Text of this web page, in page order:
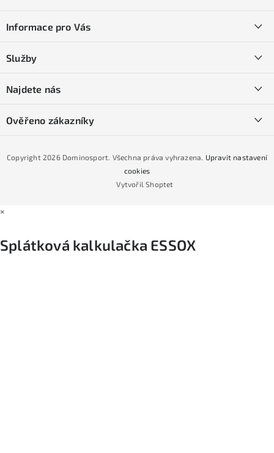
pInformace pro Vás
Obchodní podmínky
Podmínky GDPR
Podmínky nákupu na splátky ESSOX
Služby
Naše prodejna
Najdete nás
Ověřeno zákazníky
Vytvořil Shoptet
Copyright 2026 Dominosport. Všechna práva vyhrazena. Upravit nastavení
cookies
×
Splátková kalkulačka ESSOX